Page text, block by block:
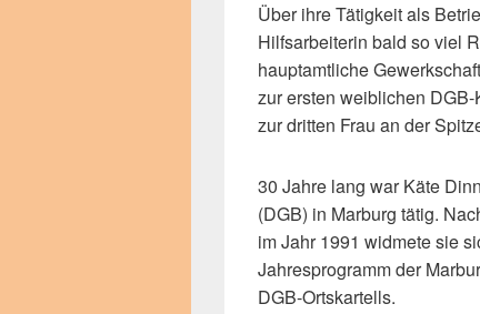
Über ihre Tätigkeit als
Hilfsarbeiterin bald so viel
hauptamtliche
zur ersten weiblichen
zur dritten Frau an der
30 Jahre lang war Käte
(DGB) in Marburg tätig.
im Jahr 1991 widmete sie
Jahresprogramm der
DGB-Ortskartells.